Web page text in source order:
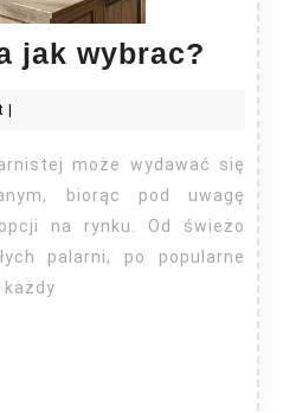
jak wybrac?
biorąc pod uwagę
na rynku. Od świeżo
palarni, po popularne